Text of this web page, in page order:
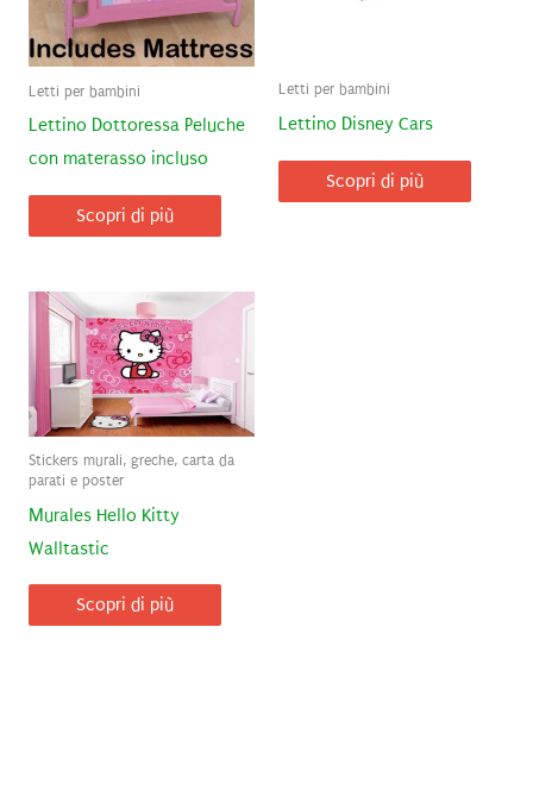
Letti per bambini
Lettino Dottoressa Peluche
con materasso incluso
Scopri di più
Letti per bambini
Lettino Disney Cars
Scopri di più
Stickers murali, greche, carta da
parati e poster
Murales Hello Kitty
Walltastic
Scopri di più